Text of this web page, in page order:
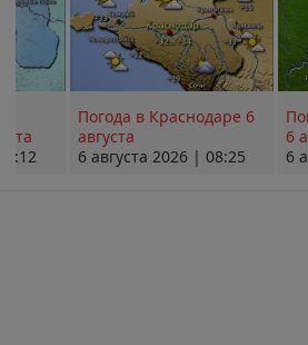
Погода в Краснодаре 6
августа
6 августа 2026 | 08:25
6
6